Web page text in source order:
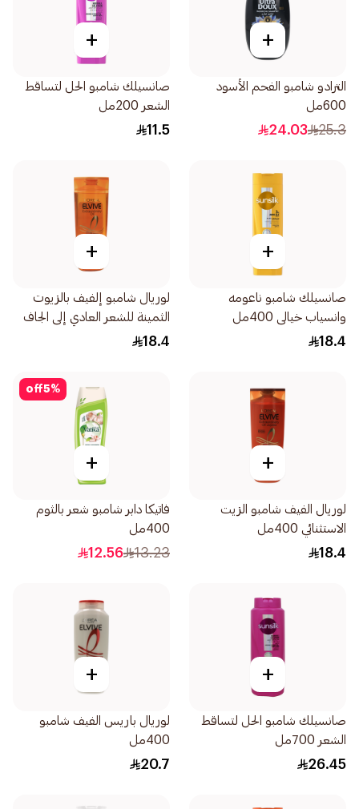
+
الترادو شامبو الفحم الأسود
600مل
25.3
24.03
+
صانسيلك شامبو الحل لتساقط
الشعر 200مل
11.5
+
صانسيلك شامبو ناعومه
وانسياب خيالى 400مل
18.4
+
لوريال شامبو إلفيف بالزيوت
الثمينة للشعر العادي إلى الجاف
400مل
18.4
+
لوريال الفيف شامبو الزيت
الاستثنائي 400مل
18.4
5%
off
+
فاتيكا دابر شامبو شعر بالثوم
400مل
13.23
12.56
+
صانسيلك شامبو الحل لتساقط
الشعر 700مل
26.45
+
لوريال باريس الفيف شامبو
400مل
20.7